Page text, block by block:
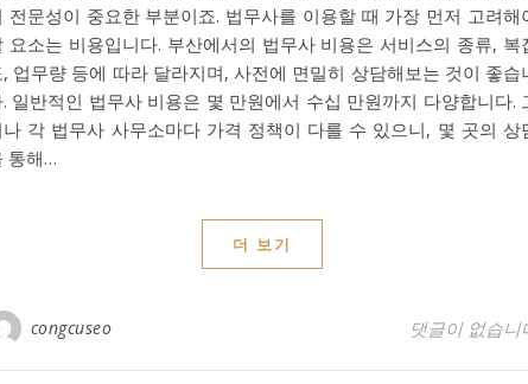
전문성이 중요한 부분이죠. 법무사를 이용할 때 가장 먼저 고려해
요소는 비용입니다. 부산에서의 법무사 비용은 서비스의 종류, 복
, 업무량 등에 따라 달라지며, 사전에 면밀히 상담해보는 것이 좋습
. 일반적인 법무사 비용은 몇 만원에서 수십 만원까지 다양합니다.
나 각 법무사 사무소마다 가격 정책이 다를 수 있으니, 몇 곳의 상
통해…
더 보기
congcuseo 댓글이 없습니